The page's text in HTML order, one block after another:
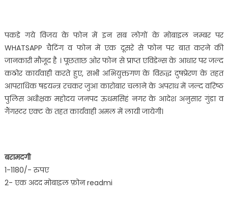
पकडे गये विजय के फोन में इन सब लोगों के मोबाइल नम्बर पर
WHATSAPP चैटिंग व फोन में एक दूसरे से फोन पर बात करने की
जानकारी मौजूद है । पूछताछ ओर फोन से प्राप्त एविडेन्स के आधार पर जल्द
कठोर कार्यवाही करते हुए, सभी अभियुक्तगण के विरुद्ध दुषप्रेरण के तहत
आपराधिक षडयन्त्र रचकर जुआ कारोबार चलाने के अपराध में जल्द वरिष्ठ
पुलिस अधीक्षक महोदय जनपद ऊधमसिहं नगर के आदेश अनुसार गुंडा व
गैंगस्टर एक्ट के तहत कार्यवाही अमल में लायी जायेगी।
बरामदगी
1-1180/- रुपए
2- एक अदद मोबाइल फ़ोन readmi